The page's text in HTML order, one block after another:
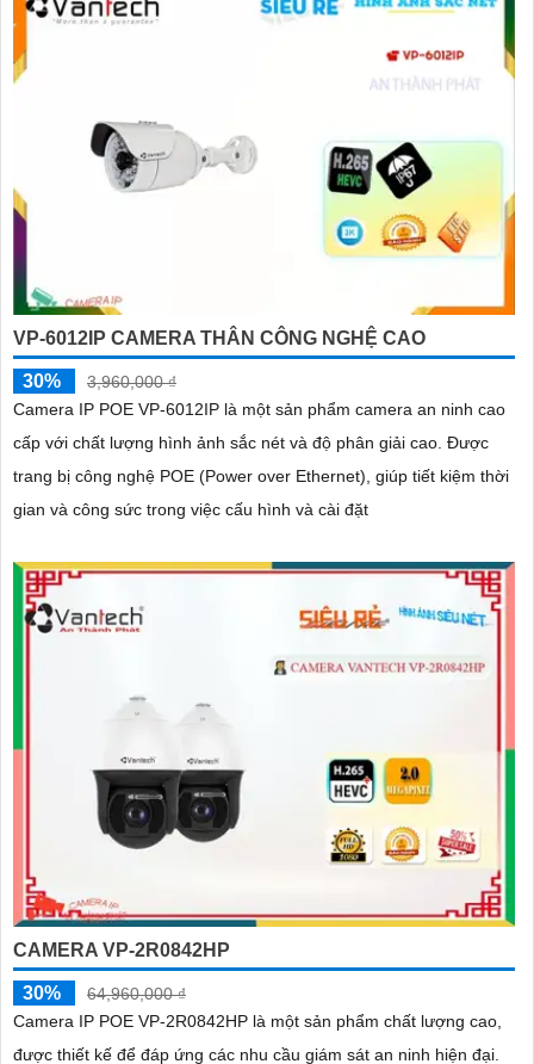
VP-6012IP CAMERA THÂN CÔNG NGHỆ CAO
30%
3,960,000 ₫
Camera IP POE VP-6012IP là một sản phẩm camera an ninh cao
cấp với chất lượng hình ảnh sắc nét và độ phân giải cao. Được
trang bị công nghệ POE (Power over Ethernet), giúp tiết kiệm thời
gian và công sức trong việc cấu hình và cài đặt
CAMERA VP-2R0842HP
30%
64,960,000 ₫
Camera IP POE VP-2R0842HP là một sản phẩm chất lượng cao,
được thiết kế để đáp ứng các nhu cầu giám sát an ninh hiện đại.